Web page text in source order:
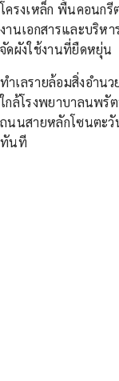
โครงเหล็ก พื้นคอนก
งานเอกสารและบริห
จัดผังใช้งานที่ยืดหยุ่น
ทำเลรายล้อมสิ่งอำน
ใกล้โรงพยาบาลนพ
ถนนสายหลักโซนตะวั
ทันที